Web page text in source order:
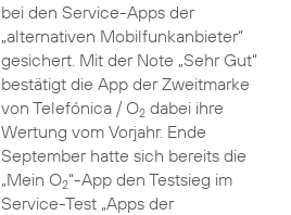
bei den Service-Apps der
„alternativen Mobilfunkanbieter“
gesichert. Mit der Note „Sehr Gut“
bestätigt die App der Zweitmarke
von Telefónica / O2dabei ihre
Wertung vom Vorjahr. Ende
September hatte sich bereits die
„Mein O2“-App den Testsieg im
Service-Test „Apps der